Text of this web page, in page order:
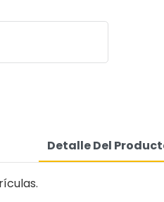
Detalle Del